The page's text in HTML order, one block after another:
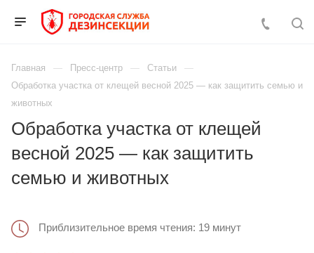
Главная Пресс-центр
Статьи
Обработка участка от клещей весной 2025 — как защитить семью и
животных
Обработка участка от клещей
весной 2025 — как защитить
семью и животных
Приблизительное время чтения: 19 минут